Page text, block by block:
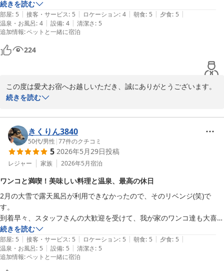
また、床や階段についてお褒めいただきありがとうございます。当
館ではワンちゃんの脚への負担を少しでも軽減できるよう、館内や
お部屋の床に定期的に滑り止めワックスを施工しております。その
ような取り組みにお気付きいただけたことを大変嬉しく思います。
これからも皆様が安心してお過ごしいただけるホテル作りを目指し
改めまして、この度は当館にご宿泊いただき、誠にありがとうござ
いました。
愛犬お宿 伊豆高原
2026-06-25
子。ウェルカムおやつやお誕生日ケーキのサービスも食べない。しか
し、スタッフの皆さんはいつも優しく声をかけてくださって和やかな雰
囲気に助けられました。２泊したので、２日目は少し慣れてスタッフさ
んにも甘えることが出来たし、看板犬のハスキーちゃんともご挨拶でき
ました。本来の人懐っこさ、伝わってるといいのですが。
部屋に置いてあるワンコグッズは必要なものはきちんと揃えてあるし、
トイレサークルが広めだったのが助かりポイント。宿の作務衣もかわい
かったし、おむつをつければ一緒にベッドで寝られるのがとてもいいで
すね。
ビビリのうちの子も部屋の中ではリラックスしてました。
人は夕食の時思いきり楽しめます。食事もおいしかったです。朝食は納
豆とか温泉卵とか自由にとってくることが出来るのも太っ腹な感じでい
いですね。うちの子はビビリなので、いつものご飯しか食べないだろう
からワンコビュッフェは頼みませんでした。
大浴場のドライヤー、１つが壊れていたのか使用できなかったのがちょ
こっと残念でした。
続きを読む
部屋: 5 | 接客・サービス: 5 | ロケーション: 4 | 朝食: 5 | 夕食: 5 |
温泉・お風呂: 4 | 設備: 4 | 清潔さ: 5
追加情報:ペットと一緒に宿泊
224
この度は愛犬お宿へお越しいただき、誠にありがとうございます。
ことを大変嬉しく思っております。
チェックインの際、Mちゃん(ワンちゃんの名前は伏せさせていただ
きますね)は抱っこされながら少し小さく震えていて、慣れない場所
に緊張しているご様子でしたね。
ており、本当は人が大好きなことがしっかり伝わってきました。
なでなでも受け入れてくれて、とてもお利口さんでした。
2日目には少しずつ緊張もほぐれ、スタッフに甘えてくれたり、看
板犬ともご挨拶できたりと、Mちゃんらしい姿を見せてくれたこと
を私どもも嬉しく感じておりました。
また、ワンちゃん用設備やお部屋の備品、作務衣、フリードリン
続きを読む
きくりん3840
50代/男性 |77件のクチコミ
5 2026年5月29日投稿
レジャー 家族 2026年5月宿泊
ワンコと満喫！美味しい料理と温泉、最高の休日
2月の大雪で露天風呂が利用できなかったので、そのリベンジ(笑)で
す。
到着早々、スタッフさんの大歓迎を受けて、我が家のワンコ達も大喜び
でした。
親達は朝晩の大変美味しいお料理に舌鼓。露天風呂は勿論、家族風呂、
大浴場も最高でした。
夜食のラーメンも相変わらず美味しく、夫婦共々お腹いっぱいでした。
続きを読む
部屋: 5 | 接客・サービス: 5 | ロケーション: 5 | 朝食: 5 | 夕食: 5 |
温泉・お風呂: 5 | 設備: 5 | 清潔さ: 5
追加情報:ペットと一緒に宿泊